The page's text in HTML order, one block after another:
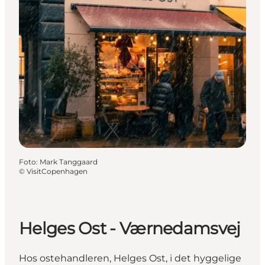
Foto: Mark Tanggaard
© VisitCopenhagen
Helges Ost - Værnedamsvej
Hos ostehandleren, Helges Ost, i det hyggelige